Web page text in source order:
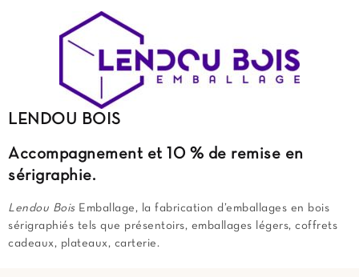
LENDOU BOIS
Accompagnement et 10 % de remise en
sérigraphie.
Lendou BoisEmballage, la fabrication d’emballages en bois
sérigraphiés tels que présentoirs, emballages légers, coffrets
cadeaux, plateaux, carterie.